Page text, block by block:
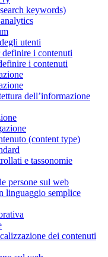
keywords)
utenti
definire i contenuti
i contenuti
dell’informazione
(content type)
e tassonomie
persone sul web
linguaggio semplice
dei contenuti